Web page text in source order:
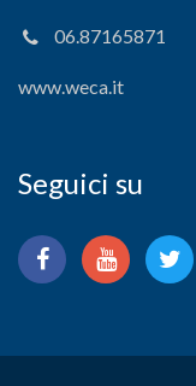
06.87165871
www.weca.it
Seguici su